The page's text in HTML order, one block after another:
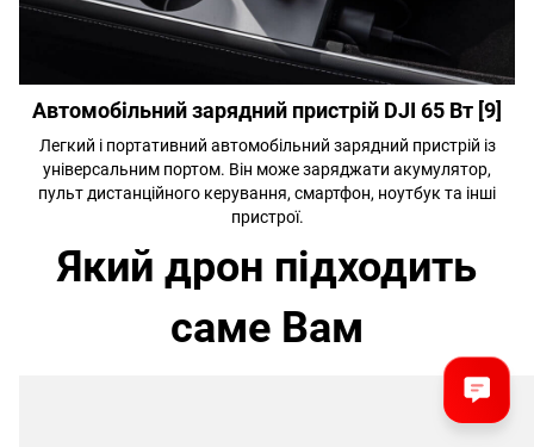
Автомобільний зарядний пристрій DJI 65 Вт [9]
Легкий і портативний автомобільний зарядний пристрій із
універсальним портом. Він може заряджати акумулятор,
пульт дистанційного керування, смартфон, ноутбук та інші
пристрої.
Який дрон підходить
саме Вам